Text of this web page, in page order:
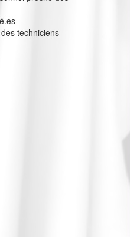
techniciens